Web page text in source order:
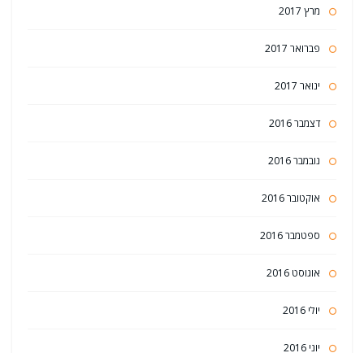
מרץ 2017
פברואר 2017
ינואר 2017
דצמבר 2016
נובמבר 2016
אוקטובר 2016
ספטמבר 2016
אוגוסט 2016
יולי 2016
יוני 2016